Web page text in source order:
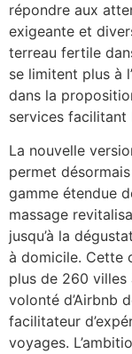
répondre aux
exigeante et
terreau fertile
se limitent plus à
dans la
services facilitant
La nouvelle
permet
gamme étendue
massage
jusqu’à la
à domicile. Cette
plus de 260
volonté d’Airbnb
facilitateur
voyages.